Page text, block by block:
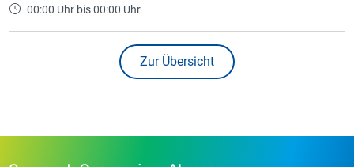
00:00 Uhr bis 00:00 Uhr
Zur Übersicht